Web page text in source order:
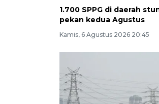
1.700 SPPG di daerah
pekan kedua Agustus
Kamis, 6 Agustus 2026 20:45